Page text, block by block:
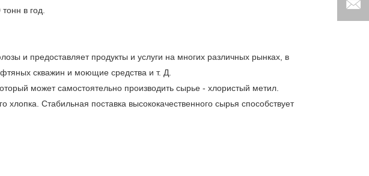
в год.
и предоставляет продукты и услуги на многих различных рынках, в
скважин и моющие средства и т. Д.
может самостоятельно производить сырье - хлористый метил.
Стабильная поставка высококачественного сырья способствует